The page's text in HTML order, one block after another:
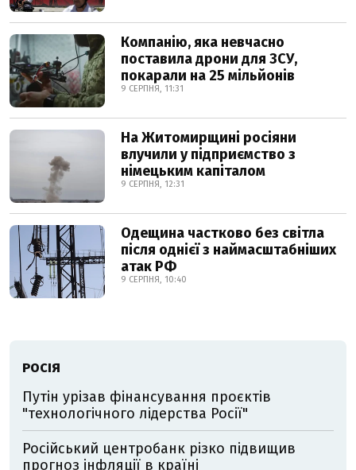
Компанію, яка невчасно
поставила дрони для ЗСУ,
покарали на 25 мільйонів
9 СЕРПНЯ, 11:31
На Житомирщині росіяни
влучили у підприємство з
німецьким капіталом
9 СЕРПНЯ, 12:31
Одещина частково без світла
після однієї з наймасштабніших
атак РФ
9 СЕРПНЯ, 10:40
РОСІЯ
Путін урізав фінансування проєктів
"технологічного лідерства Росії"
Російський центробанк різко підвищив
прогноз інфляції в країні